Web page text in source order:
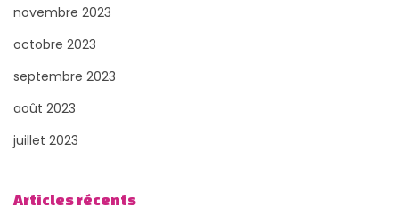
novembre 2023
octobre 2023
septembre 2023
août 2023
juillet 2023
Articles récents